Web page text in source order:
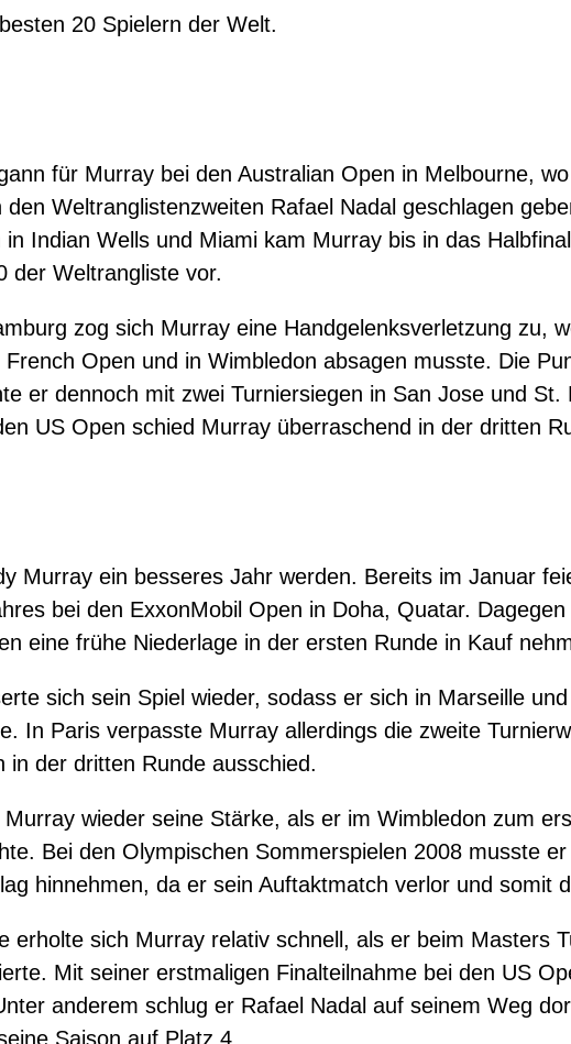
20 Spielern der Welt.
für Murray bei den Australian Open in Melbourne,
den Weltranglistenzweiten Rafael Nadal geschlagen
Indian Wells und Miami kam Murray bis in das
der Weltrangliste vor.
zog sich Murray eine Handgelenksverletzung zu,
French Open und in Wimbledon absagen musste. Die
er dennoch mit zwei Turniersiegen in San Jose und St.
US Open schied Murray überraschend in der dritten
Murray ein besseres Jahr werden. Bereits im Januar
bei den ExxonMobil Open in Doha, Quatar.
eine frühe Niederlage in der ersten Runde in Kauf
sich sein Spiel wieder, sodass er sich in Marseille
In Paris verpasste Murray allerdings die zweite
in der dritten Runde ausschied.
wieder seine Stärke, als er im Wimbledon zum
Bei den Olympischen Sommerspielen 2008 musste
hinnehmen, da er sein Auftaktmatch verlor und somit
erholte sich Murray relativ schnell, als er beim Masters
Mit seiner erstmaligen Finalteilnahme bei den US
anderem schlug er Rafael Nadal auf seinem Weg
Saison auf Platz 4.